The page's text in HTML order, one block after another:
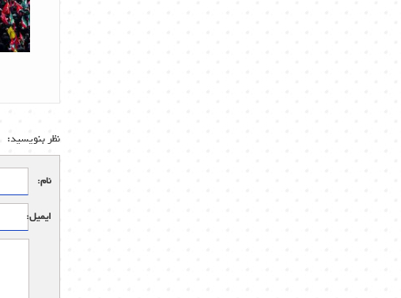
نظر بنویسید:
نام:
ایمیل: